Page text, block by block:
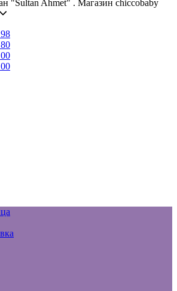
"Sultan Ahmet" . Магазин chiccobaby